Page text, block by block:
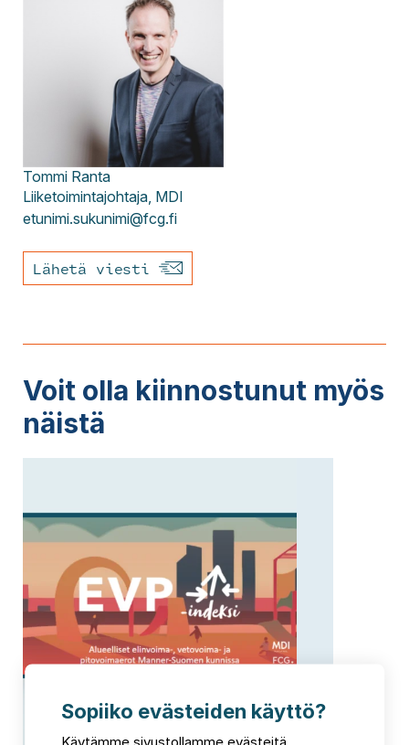
Tommi Ranta
Liiketoimintajohtaja, MDI
etunimi.sukunimi@fcg.fi
Lähetä viesti
Voit olla kiinnostunut myös
näistä
Sopiiko evästeiden käyttö?
Käytämme sivustollamme evästeitä